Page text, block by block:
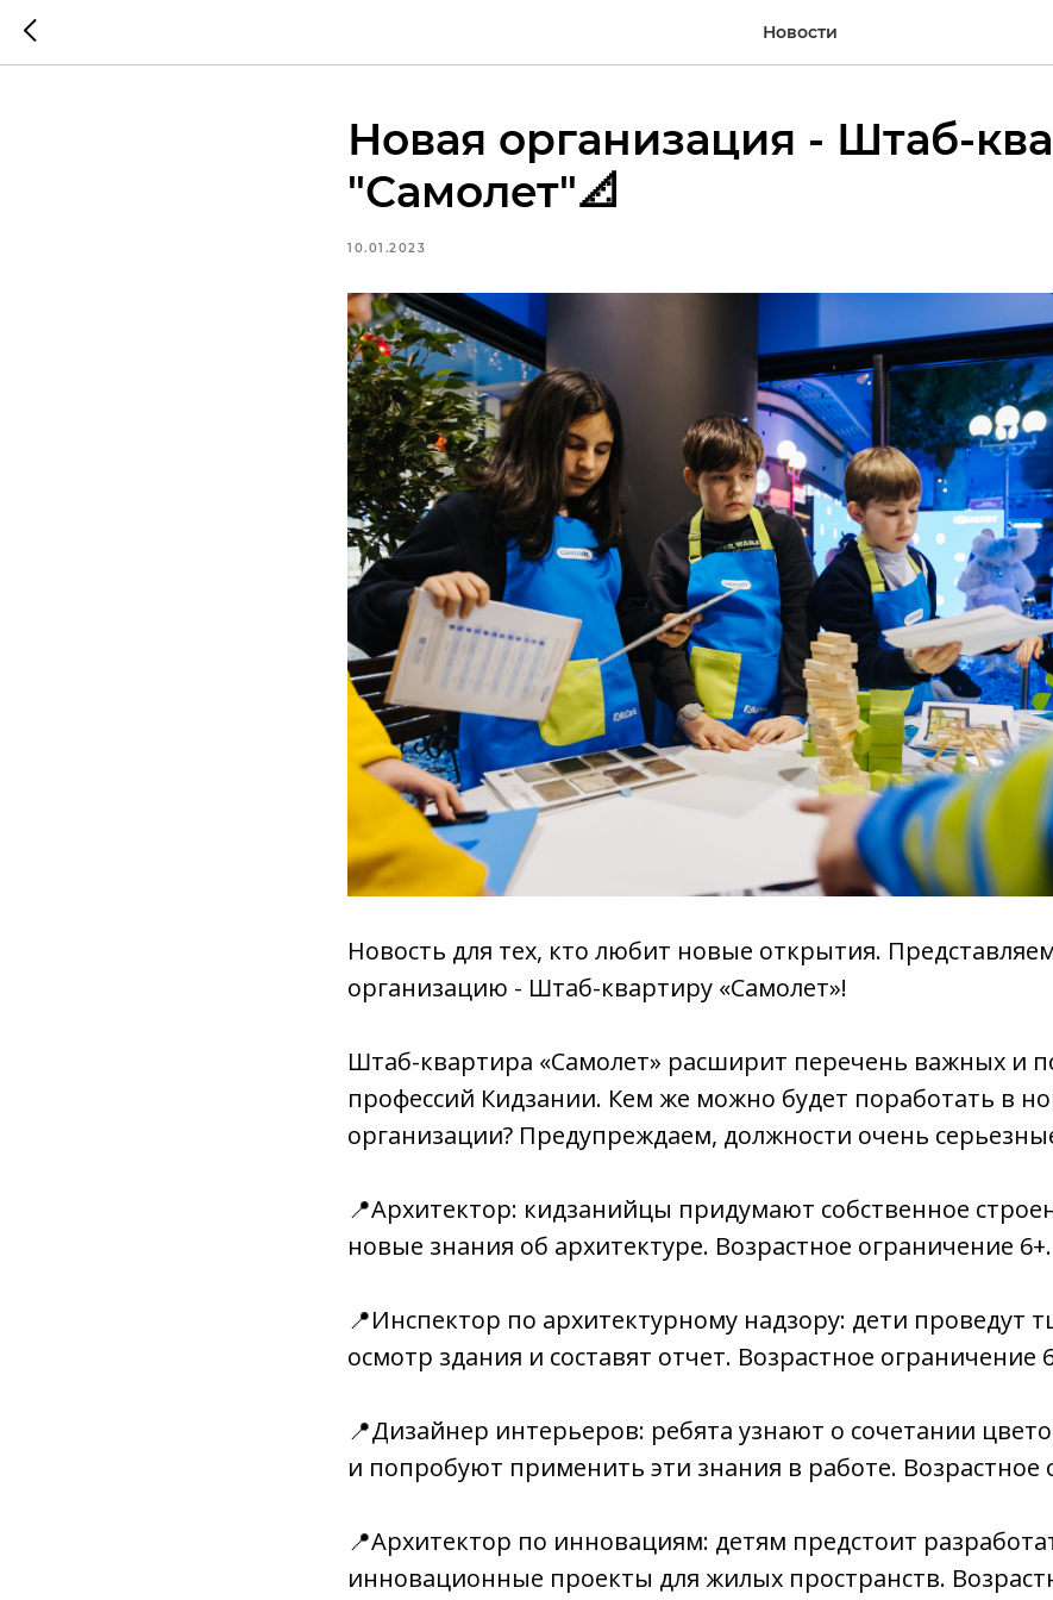
Новости
Новая организация - Штаб-
"Самолет"📐
10.01.2023
Новость для тех, кто любит новые открытия.
организацию - Штаб-квартиру «Самолет»!
Штаб-квартира «Самолет» расширит перечень важных и
профессий Кидзании. Кем же можно будет поработать в
организации? Предупреждаем, должности очень
📍Архитектор: кидзанийцы придумают собственное
новые знания об архитектуре. Возрастное ограничение 6+.
📍Инспектор по архитектурному надзору: дети проведут
осмотр здания и составят отчет. Возрастное ограничение
📍Дизайнер интерьеров: ребята узнают о сочетании
и попробуют применить эти знания в работе. Возрастное
📍Архитектор по инновациям: детям предстоит
инновационные проекты для жилых пространств.